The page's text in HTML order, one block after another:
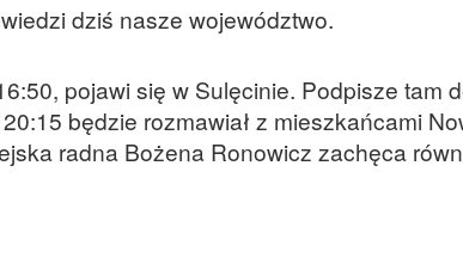
dziś nasze województwo.
pojawi się w Sulęcinie. Podpisze tam
będzie rozmawiał z mieszkańcami
radna Bożena Ronowicz zachęca